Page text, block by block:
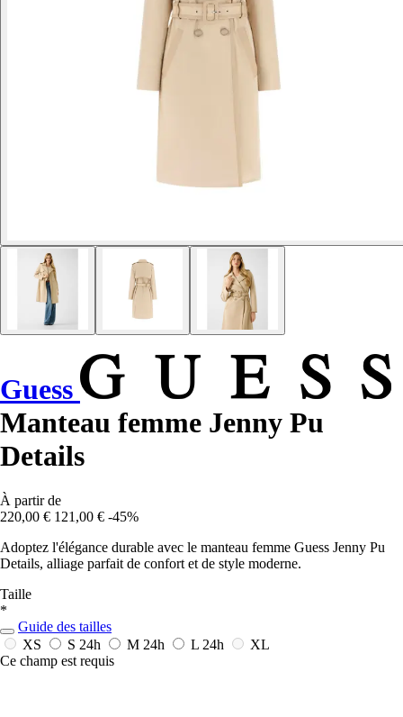
Guess
Manteau femme Jenny Pu
Details
À partir de
220,00 € 121,00 € -45%
Adoptez l'élégance durable avec le manteau femme Guess Jenny Pu
Details, alliage parfait de confort et de style moderne.
Taille
*
Guide des tailles
XS
S 24h M 24h L 24h
XL
Ce champ est requis